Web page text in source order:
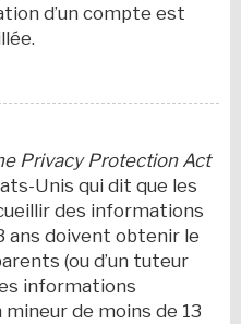
d’un compte est
Privacy Protection Act
Unis qui dit que les
des informations
ans doivent obtenir le
(ou d’un tuteur
informations
de moins de 13